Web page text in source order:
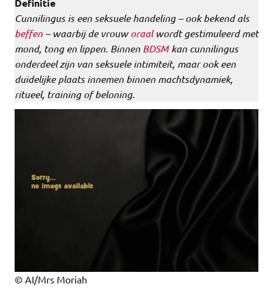
Definitie
Cunnilingus is een seksuele handeling – ook bekend als
beffen – waarbij de vrouworaalwordt gestimuleerd met
mond, tong en lippen. Binnen BDSMkan cunnilingus
onderdeel zijn van seksuele intimiteit, maar ook een
duidelijke plaats innemen binnen machtsdynamiek,
ritueel, training of beloning.
© AI/Mrs Moriah